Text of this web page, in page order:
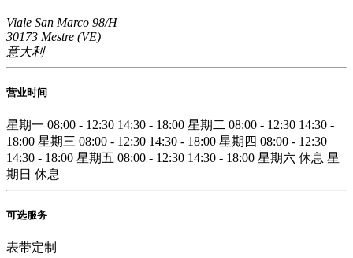
Viale San Marco 98/H
30173 Mestre (VE)
意大利
营业时间
星期一 08:00 - 12:30 14:30 - 18:00 星期二 08:00 - 12:30 14:30 -
18:00 星期三 08:00 - 12:30 14:30 - 18:00 星期四 08:00 - 12:30
14:30 - 18:00 星期五 08:00 - 12:30 14:30 - 18:00 星期六 休息 星
期日 休息
可选服务
表带定制